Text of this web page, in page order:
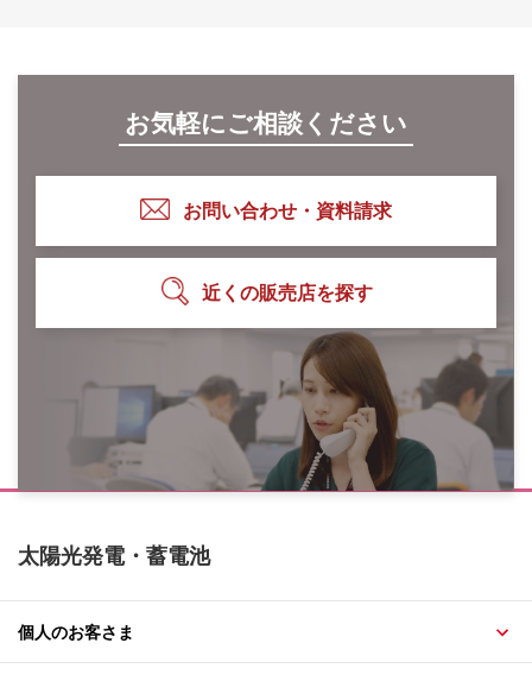
お気軽にご相談ください
お問い合わせ・資料請求
近くの販売店を探す
太陽光発電・蓄電池
個人のお客さま